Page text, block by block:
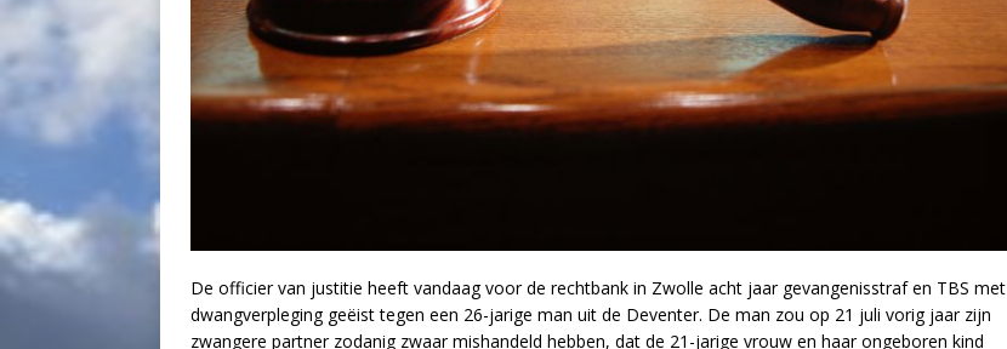
De officier van justitie heeft vandaag voor de rechtbank in Zwolle acht jaar gevangenisstraf en TBS met
dwangverpleging geëist tegen een 26-jarige man uit de Deventer. De man zou op 21 juli vorig jaar zijn
zwangere partner zodanig zwaar mishandeld hebben, dat de 21-jarige vrouw en haar ongeboren kind